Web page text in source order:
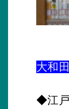
大和
◆江